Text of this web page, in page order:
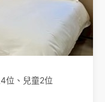
位、兒童2位